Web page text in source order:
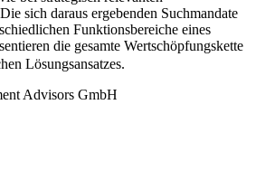
sich daraus ergebenden Suchmandate
Funktionsbereiche eines
die gesamte Wertschöpfungskette
Lösungsansatzes.
Advisors GmbH